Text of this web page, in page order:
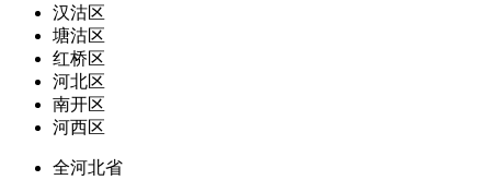
汉沽区
塘沽区
红桥区
河北区
南开区
河西区
全河北省